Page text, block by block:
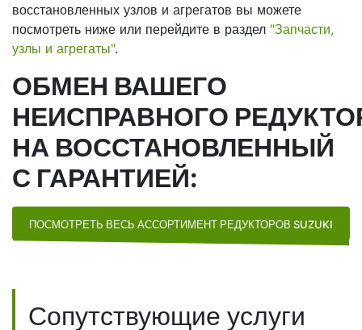
восстановленных узлов и агрегатов вы можете
посмотреть ниже или перейдите в раздел "Запчасти,
узлы и агрегаты".
ОБМЕН ВАШЕГО
НЕИСПРАВНОГО
НА ВОССТАНОВЛЕННЫЙ
С ГАРАНТИЕЙ:
ПОСМОТРЕТЬ ВЕСЬ АССОРТИМЕНТ РЕДУКТОРОВ SUZUKI
Сопутствующие услуги